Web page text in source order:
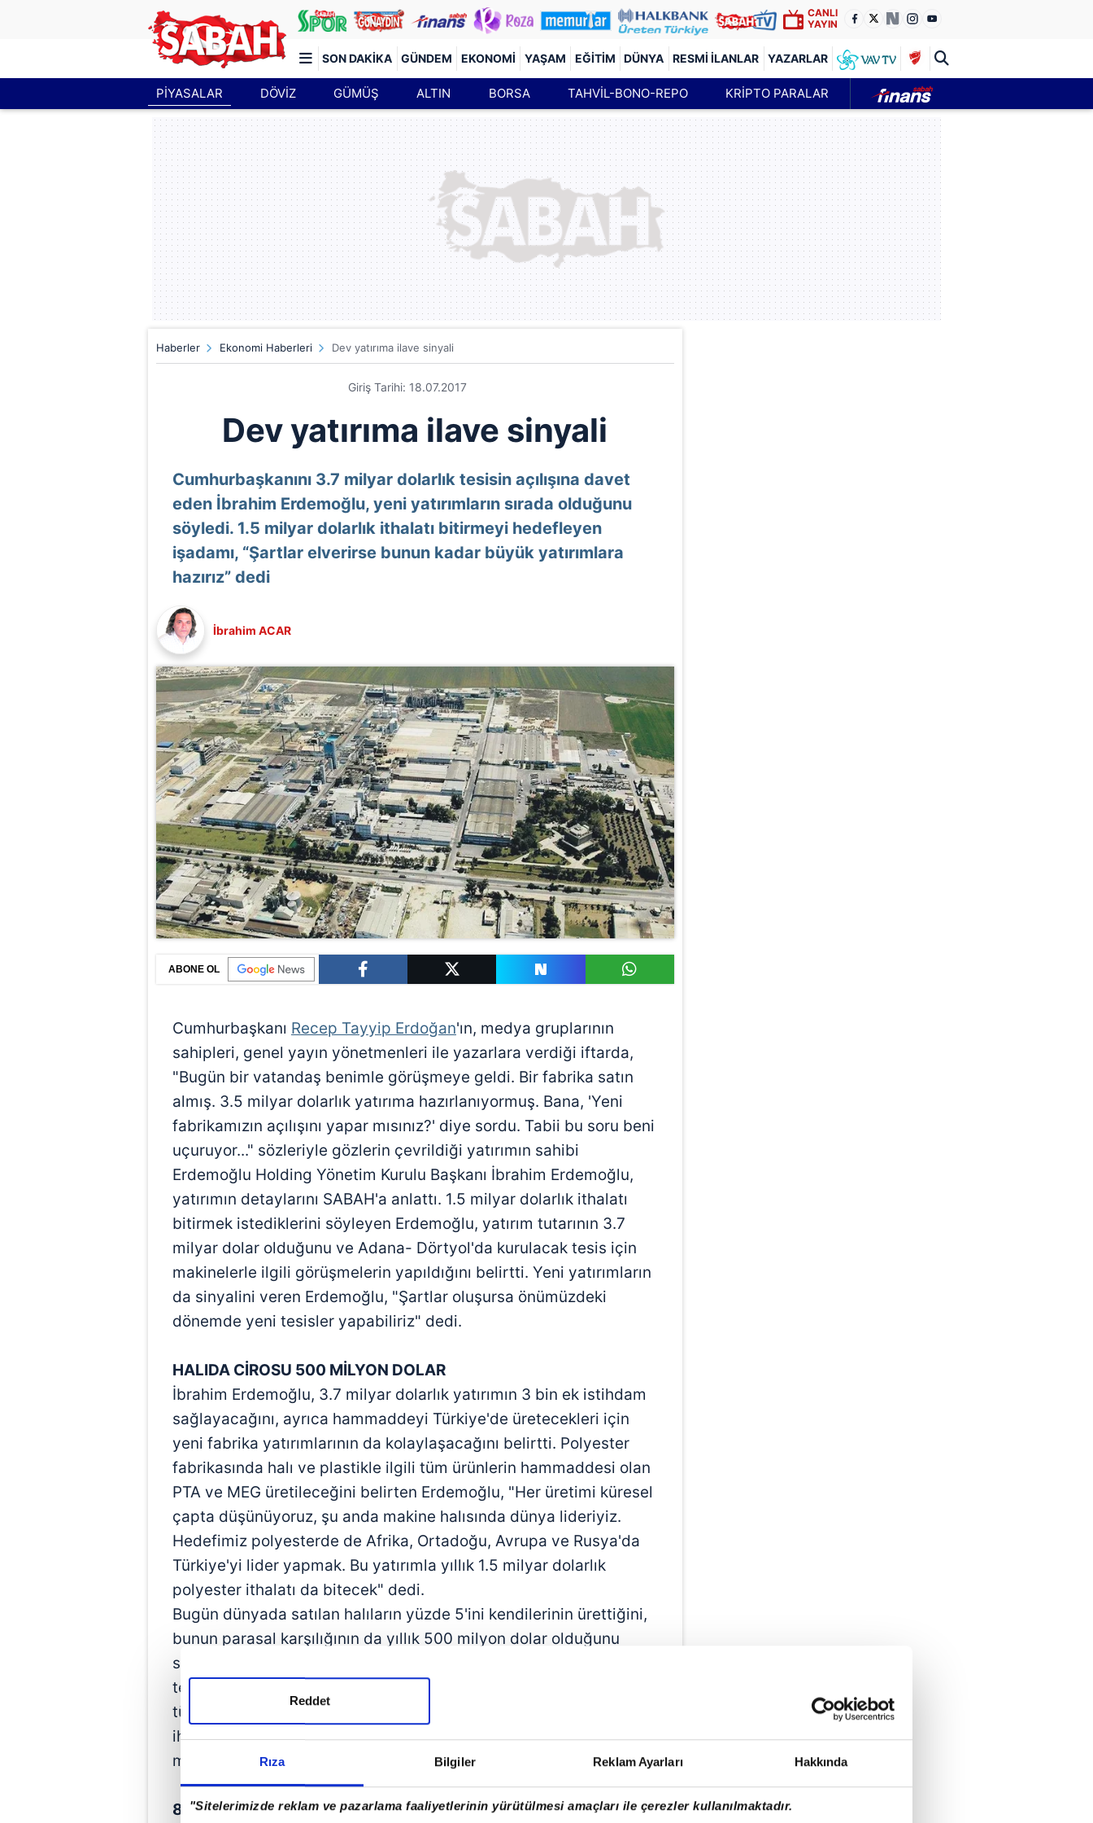
Rıza Bilgiler Reklam Ayarları Hakkında
"Sitelerimizde reklam ve pazarlama faaliyetlerinin yürütülmesi amaçları ile çerezler kullanılmaktadır.
Reddet
CANLI
YAYIN
SON DAKIKA GÜNDEM EKONOMI YAŞAM EĞITIM DÜNYA RESMI İLANLAR YAZARLAR
Türkiye'nin en iyi haber sitesi
PİYASALAR DÖVİZ GÜMÜŞ ALTIN BORSA TAHVİL-BONO-REPO KRİPTO PARALAR
Haberler Ekonomi Haberleri Dev yatırıma ilave sinyali
Giriş Tarihi: 18.07.2017
Dev yatırıma ilave sinyali
Cumhurbaşkanını 3.7 milyar dolarlık tesisin açılışına davet
eden İbrahim Erdemoğlu, yeni yatırımların sırada olduğunu
söyledi. 1.5 milyar dolarlık ithalatı bitirmeyi hedefleyen
işadamı, “Şartlar elverirse bunun kadar büyük yatırımlara
hazırız” dedi
İbrahim ACAR
ABONE OL
Cumhurbaşkanı Recep Tayyip Erdoğan'ın, medya gruplarının
sahipleri, genel yayın yönetmenleri ile yazarlara verdiği iftarda,
"Bugün bir vatandaş benimle görüşmeye geldi. Bir fabrika satın
almış. 3.5 milyar dolarlık yatırıma hazırlanıyormuş. Bana, 'Yeni
fabrikamızın açılışını yapar mısınız?' diye sordu. Tabii bu soru beni
uçuruyor..." sözleriyle gözlerin çevrildiği yatırımın sahibi
Erdemoğlu Holding Yönetim Kurulu Başkanı İbrahim Erdemoğlu,
yatırımın detaylarını SABAH'a anlattı. 1.5 milyar dolarlık ithalatı
bitirmek istediklerini söyleyen Erdemoğlu, yatırım tutarının 3.7
milyar dolar olduğunu ve Adana- Dörtyol'da kurulacak tesis için
makinelerle ilgili görüşmelerin yapıldığını belirtti. Yeni yatırımların
da sinyalini veren Erdemoğlu, "Şartlar oluşursa önümüzdeki
dönemde yeni tesisler yapabiliriz" dedi.
HALIDA CİROSU 500 MİLYON DOLAR
İbrahim Erdemoğlu, 3.7 milyar dolarlık yatırımın 3 bin ek istihdam
sağlayacağını, ayrıca hammaddeyi Türkiye'de üretecekleri için
yeni fabrika yatırımlarının da kolaylaşacağını belirtti. Polyester
fabrikasında halı ve plastikle ilgili tüm ürünlerin hammaddesi olan
PTA ve MEG üretileceğini belirten Erdemoğlu, "Her üretimi küresel
çapta düşünüyoruz, şu anda makine halısında dünya lideriyiz.
Hedefimiz polyesterde de Afrika, Ortadoğu, Avrupa ve Rusya'da
Türkiye'yi lider yapmak. Bu yatırımla yıllık 1.5 milyar dolarlık
polyester ithalatı da bitecek" dedi.
Bugün dünyada satılan halıların yüzde 5'ini kendilerinin ürettiğini,
bunun parasal karşılığının da yıllık 500 milyon dolar olduğunu
söyleyen Erdemoğlu, "Kendi ihtiyacımızın yanı sıra başka
tesislerin de hammadde ihtiyacını karşılayacağız. Gaziantep'teki
tüm halı fabrikalarında bizim çalışanlarımız var. Şehrimiz dünyanın
ihtiyacı olan makine halılarının yüzde 40'ını üretiyor. Türkiye'de 2
milyar dolarlık halı ihracatı yapılıyor" dedi.
800 İŞÇİMİZ EV SAHİBİ OLDU